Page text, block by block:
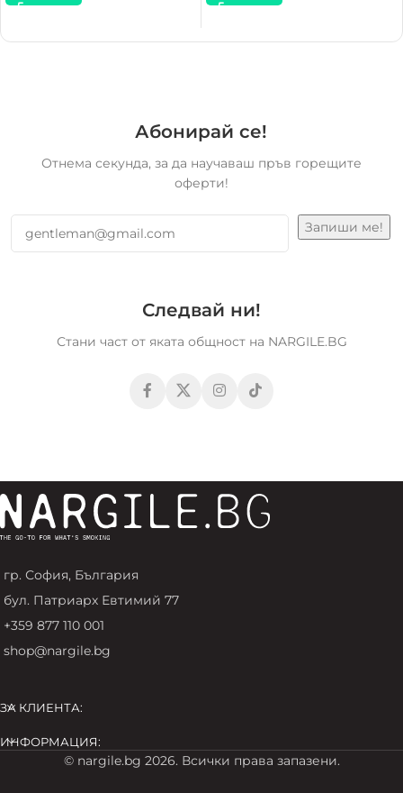
Абонирай се!
Отнема секунда, за да научаваш пръв горещите
оферти!
Следвай ни!
Стани част от яката общност на NARGILE.BG
гр. София, България
бул. Патриарх Евтимий 77
+359 877 110 001
shop@nargile.bg
ЗА КЛИЕНТА:
ИНФОРМАЦИЯ:
© nargile.bg 2026. Всички права запазени.